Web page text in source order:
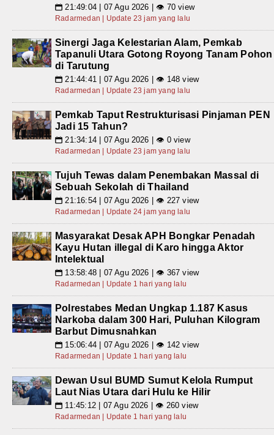
📅 21:49:04 | 07 Agu 2026 | 👁 70 view
Radarmedan | Update 23 jam yang lalu
Sinergi Jaga Kelestarian Alam, Pemkab
Tapanuli Utara Gotong Royong Tanam Pohon
di Tarutung
📅 21:44:41 | 07 Agu 2026 | 👁 148 view
Radarmedan | Update 23 jam yang lalu
Pemkab Taput Restrukturisasi Pinjaman PEN
Jadi 15 Tahun?
📅 21:34:14 | 07 Agu 2026 | 👁 0 view
Radarmedan | Update 23 jam yang lalu
Tujuh Tewas dalam Penembakan Massal di
Sebuah Sekolah di Thailand
📅 21:16:54 | 07 Agu 2026 | 👁 227 view
Radarmedan | Update 24 jam yang lalu
Masyarakat Desak APH Bongkar Penadah
Kayu Hutan illegal di Karo hingga Aktor
Intelektual
📅 13:58:48 | 07 Agu 2026 | 👁 367 view
Radarmedan | Update 1 hari yang lalu
Polrestabes Medan Ungkap 1.187 Kasus
Narkoba dalam 300 Hari, Puluhan Kilogram
Barbut Dimusnahkan
📅 15:06:44 | 07 Agu 2026 | 👁 142 view
Radarmedan | Update 1 hari yang lalu
Dewan Usul BUMD Sumut Kelola Rumput
Laut Nias Utara dari Hulu ke Hilir
📅 11:45:12 | 07 Agu 2026 | 👁 260 view
Radarmedan | Update 1 hari yang lalu